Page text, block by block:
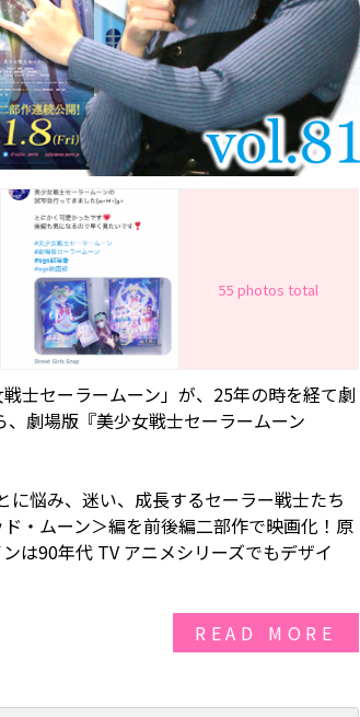
55 photos total
士セーラームーン」が、25年の時を経て劇
劇場版『美少女戦士セーラームーン
悩み、迷い、成長するセーラー戦士たち
・ムーン＞編を前後編二部作で映画化！原
は90年代 TV アニメシリーズでもデザイ
READ MORE